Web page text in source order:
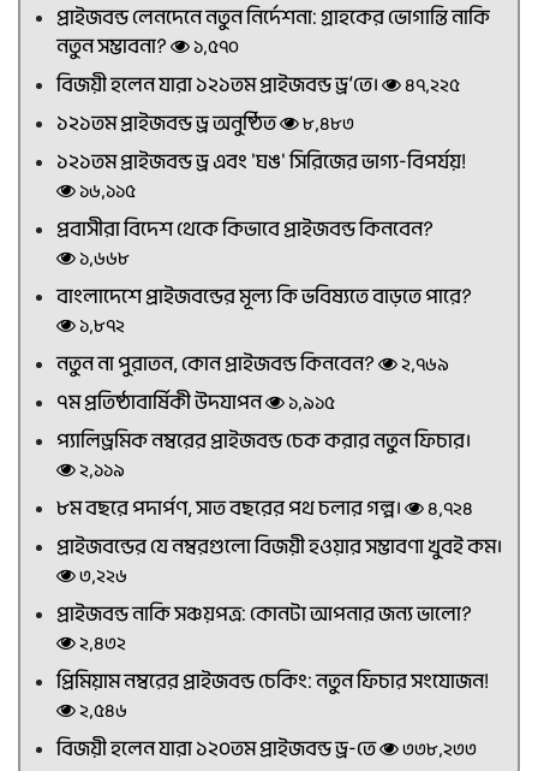
প্রাইজবন্ড লেনদেনে নতুন নির্দেশনা: গ্রাহকের ভোগান্তি নাকি
নতুন সম্ভাবনা?
১,৫৭০
বিজয়ী হলেন যারা ১২১তম প্রাইজবন্ড ড্র’তে। ৪৭,২২৫
১২১তম প্রাইজবন্ড ড্র অনুষ্ঠিত ৮,৪৮৩
১২১তম প্রাইজবন্ড ড্র এবং 'ঘঙ' সিরিজের ভাগ্য-বিপর্যয়!
১৬,১১৫
প্রবাসীরা বিদেশ থেকে কিভাবে প্রাইজবন্ড কিনবেন?
১,৬৬৮
বাংলাদেশে প্রাইজবন্ডের মূল্য কি ভবিষ্যতে বাড়তে পারে?
১,৮৭২
নতুন না পুরাতন, কোন প্রাইজবন্ড কিনবেন? ২,৭৬৯
৭ম প্রতিষ্ঠাবার্ষিকী উদযাপন ১,৯১৫
প্যালিড্রমিক নম্বরের প্রাইজবন্ড চেক করার নতুন ফিচার।
২,১১৯
৮ম বছরে পদার্পণ, সাত বছরের পথ চলার গল্প। ৪,৭২৪
প্রাইজবন্ডের যে নম্বরগুলো বিজয়ী হওয়ার সম্ভাবণা খুবই কম।
৩,২২৬
প্রাইজবন্ড নাকি সঞ্চয়পত্র: কোনটা আপনার জন্য ভালো?
২,৪৩২
প্রিমিয়াম নম্বরের প্রাইজবন্ড চেকিং: নতুন ফিচার সংযোজন!
২,৫৪৬
বিজয়ী হলেন যারা ১২০তম প্রাইজবন্ড ড্র-তে ৩৩৮,২৩৩